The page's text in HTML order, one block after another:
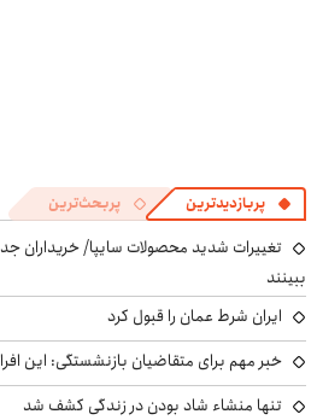
پربازدیدترین پربحث‌ترین
ببینند
ایران شرط عمان را قبول کرد
خبر مهم برای متقاضیان بازنشستگی: این افراد باید ۵ سال
تنها منشاء شاد بودن در زندگی کشف شد